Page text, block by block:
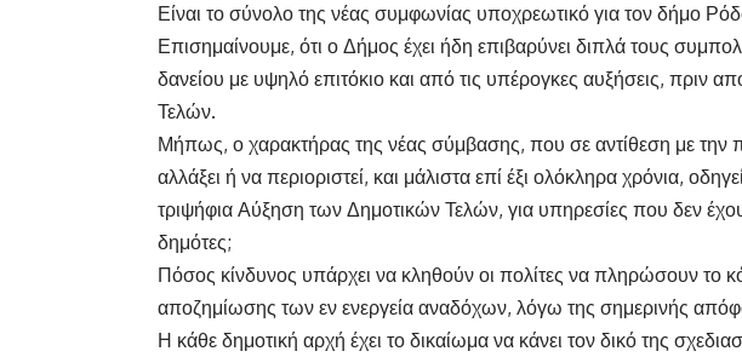
Είναι το σύνολο της νέας συμφωνίας υποχρεωτικό για τον δήμο
Επισημαίνουμε, ότι ο Δήμος έχει ήδη επιβαρύνει διπλά τους
δανείου με υψηλό επιτόκιο και από τις υπέρογκες αυξήσεις, πριν
Τελών.
Μήπως, ο χαρακτήρας της νέας σύμβασης, που σε αντίθεση με την
αλλάξει ή να περιοριστεί, και μάλιστα επί έξι ολόκληρα χρόνια,
τριψήφια Αύξηση των Δημοτικών Τελών, για υπηρεσίες που δεν
δημότες;
Πόσος κίνδυνος υπάρχει να κληθούν οι πολίτες να πληρώσουν το
αποζημίωσης των εν ενεργεία αναδόχων, λόγω της σημερινής
Η κάθε δημοτική αρχή έχει το δικαίωμα να κάνει τον δικό της